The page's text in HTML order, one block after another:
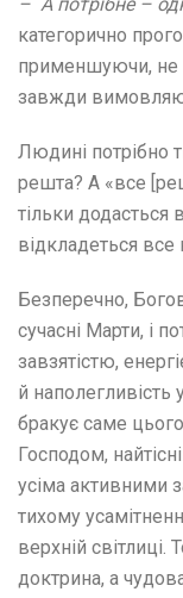
категорично
применшуючи, не
завжди
Людині потрібно
решта? А «все
тільки додасться
відкладеться все
Безперечно,
сучасні Марти, і
завзятістю,
й наполегливість
бракує саме цього
Господом,
усіма активними
тихому
верхній світлиці.
доктрина, а